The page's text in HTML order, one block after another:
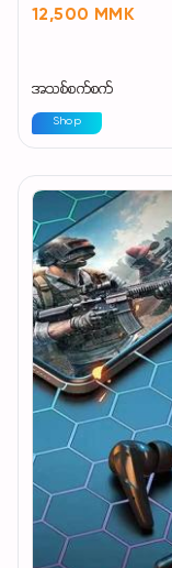
12,500 MMK
အသစ်စက်စက်
Shop